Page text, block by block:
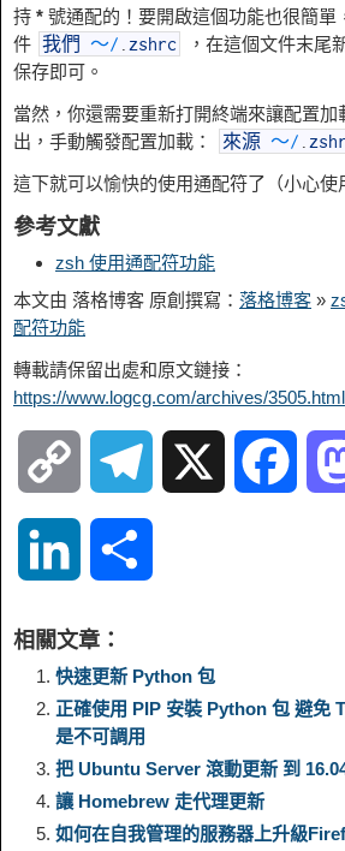
持 * 號通配的！要開啟這個功能也很簡單
件 我們 〜/ zshrc ，在這個文件末尾
保存即可。
當然，你還需要重新打開終端來讓配置加
出，手動觸發配置加載：
來源 〜/
這下就可以愉快的使用通配符了（小心使
參考文獻
zsh 使用通配符功能
本文由 落格博客 原創撰寫： 落格博客 »
配符功能
轉載請保留出處和原文鏈接：
https://www.logcg.com/archives/3505.html
o
y
L
i
n
g
r
a
b
o
o
n
k
e
a
e
相關文章：
快速更新 Python 包
正確使用 PIP 安裝 Python 包 避免
是不可調用
把 Ubuntu Server 滾動更新 到
讓 Homebrew 走代理更新
如何在自我管理的服務器上升級